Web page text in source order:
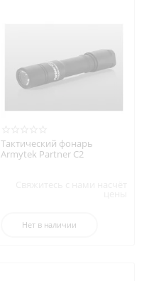
Тактический фонарь
Armytek Partner C2
Нет в наличии